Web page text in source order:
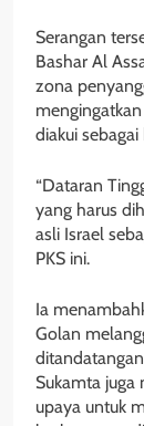
Serangan
Bashar Al
zona
diakui
“Dataran
yang harus
asli Israel
PKS ini.
Ia
Golan
Sukamta juga
upaya untuk